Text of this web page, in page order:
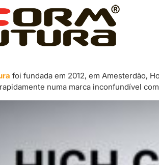
foi fundada em 2012, em Amesterdão,
numa marca inconfundível